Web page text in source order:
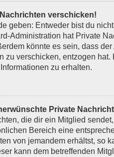
verschicken!
geben: Entweder bist du
Administration hat Private
könnte es sein, dass
zu verschicken, entzogen hat.
zu erhalten.
Private
die dir ein Mitglied
Bereich eine
von jemandem erhältst, so
kann dem betreffenden